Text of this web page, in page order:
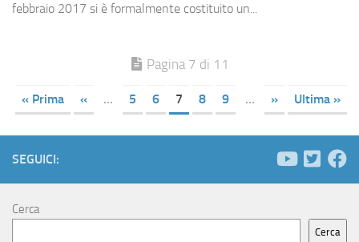
febbraio 2017 si è formalmente costituito un...
Pagina 7 di 11
« Prima « ... 5 6 7 8 9 ... » Ultima »
SEGUICI:
Cerca
Cerca